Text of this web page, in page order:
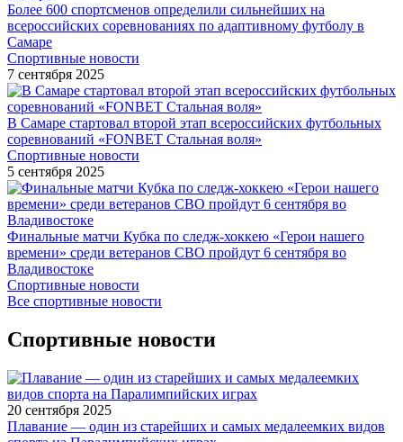
Более 600 спортсменов определили сильнейших на
всероссийских соревнованиях по адаптивному футболу в
Самаре
Спортивные новости
7 сентября 2025
В Самаре стартовал второй этап всероссийских футбольных
соревнований «FONBET Стальная воля»
Спортивные новости
5 сентября 2025
Финальные матчи Кубка по следж-хоккею «Герои нашего
времени» среди ветеранов СВО пройдут 6 сентября во
Владивостоке
Спортивные новости
Все спортивные новости
Спортивные новости
20 сентября 2025
Плавание — один из старейших и самых медалеемких видов